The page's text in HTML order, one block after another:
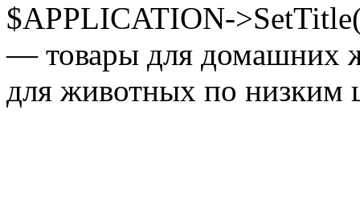
$APPLICATION-
— товары для домашних
для животных по низким